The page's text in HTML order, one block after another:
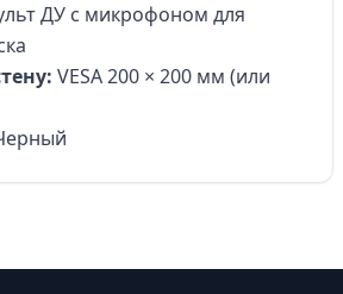
ДУ с микрофоном для
VESA 200 × 200 мм (или